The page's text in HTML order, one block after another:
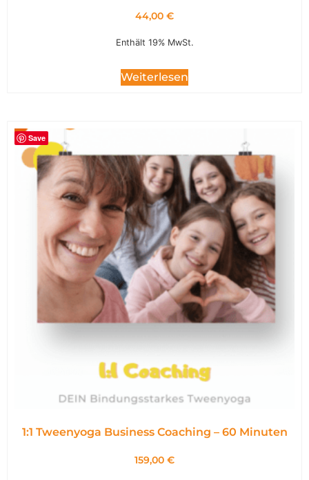
44,00 €
Enthält 19% MwSt.
Weiterlesen
Save
1:1 Tweenyoga Business Coaching – 60 Minuten
159,00 €